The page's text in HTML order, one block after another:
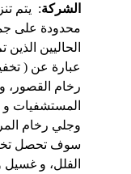
الشركة: يتم
محدودة على
الحاليين
عبارة عن (
رخام
المستشفيات
وجلي رخام
سوف تحصل
الفلل، و